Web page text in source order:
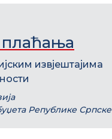
плаћања
извјештајима
Републике Српске